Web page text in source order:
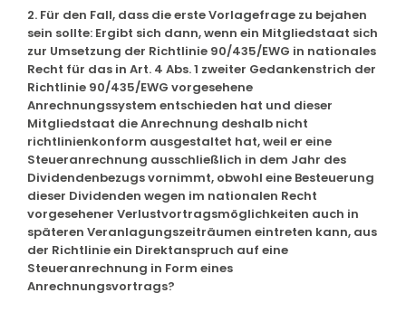
2. Für den Fall, dass die erste Vorlagefrage zu bejahen
sein sollte: Ergibt sich dann, wenn ein Mitgliedstaat sich
zur Umsetzung der Richtlinie 90/435/EWG in nationales
Recht für das in Art. 4 Abs. 1 zweiter Gedankenstrich der
Richtlinie 90/435/EWG vorgesehene
Anrechnungssystem entschieden hat und dieser
Mitgliedstaat die Anrechnung deshalb nicht
richtlinienkonform ausgestaltet hat, weil er eine
Steueranrechnung ausschließlich in dem Jahr des
Dividendenbezugs vornimmt, obwohl eine Besteuerung
dieser Dividenden wegen im nationalen Recht
vorgesehener Verlustvortragsmöglichkeiten auch in
späteren Veranlagungszeiträumen eintreten kann, aus
der Richtlinie ein Direktanspruch auf eine
Steueranrechnung in Form eines
Anrechnungsvortrags?